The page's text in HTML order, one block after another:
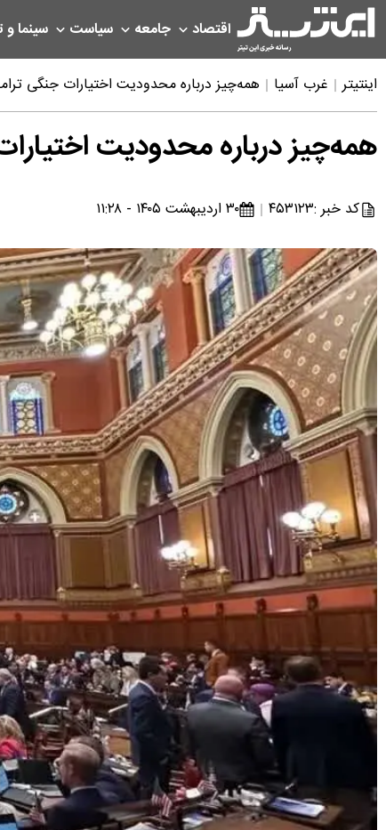
اقتصاد جامعه سیاست سینما و
اینتیتر غرب آسیا همه‌چیز درباره محدودیت اختیارات جنگی
همه‌چیز درباره محدودیت
کد خبر :۴۵۳۱۲۳ ۳۰ اردیبهشت ۱۴۰۵ - ۱۱:۲۸